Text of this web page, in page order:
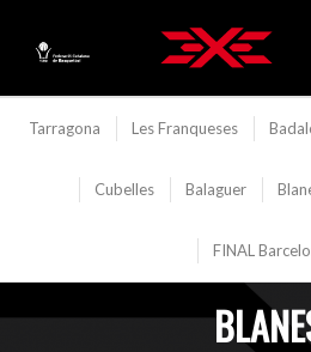
Tarragona Les Franqueses
Cubelles Balaguer
FINAL